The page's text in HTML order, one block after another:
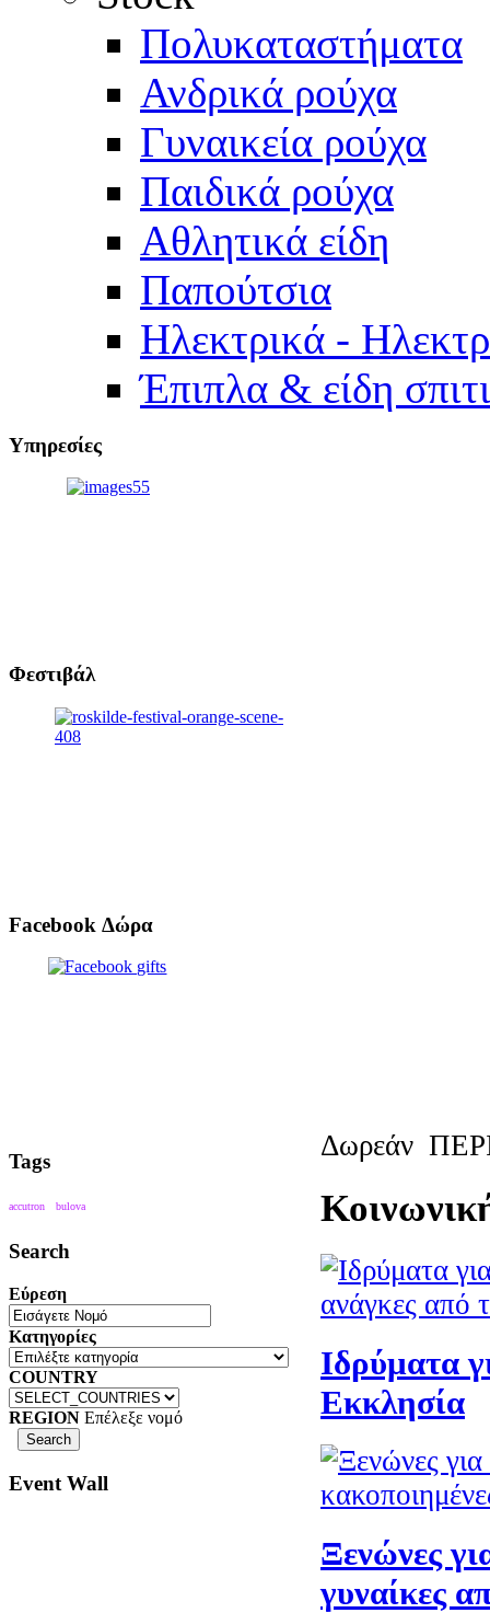
Πολυκαταστήματα
Ανδρικά ρούχα
Γυναικεία ρούχα
Παιδικά ρούχα
Αθλητικά είδη
Παπούτσια
Ηλεκτρικά -
Έπιπλα & είδη
Υπηρεσίες
Φεστιβάλ
Facebook Δώρα
Δωρεάν
Ιδρύματα
Εκκλησία
Ξενώνες
γυναίκες
Tags
accutron bulova
Search
Εύρεση
Κατηγορίες
COUNTRY
REGION Επέλεξε νομό
Event Wall